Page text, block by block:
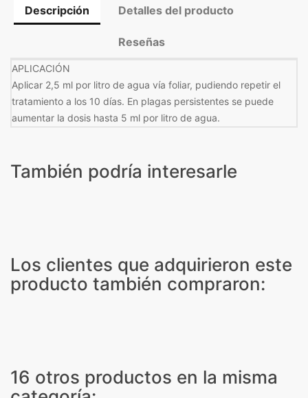
Descripción Detalles del producto
Reseñas
APLICACIÓN
Aplicar 2,5 ml por litro de agua vía foliar, pudiendo repetir el
tratamiento a los 10 días. En plagas persistentes se puede
aumentar la dosis hasta 5 ml por litro de agua.
También podría interesarle
Los clientes que adquirieron este
producto también compraron:
16 otros productos en la misma